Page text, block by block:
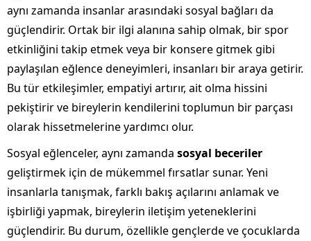
aynı zamanda insanlar arasındaki sosyal bağları da
güçlendirir. Ortak bir ilgi alanına sahip olmak, bir spor
etkinliğini takip etmek veya bir konsere gitmek gibi
paylaşılan eğlence deneyimleri, insanları bir araya getirir.
Bu tür etkileşimler, empatiyi artırır, ait olma hissini
pekiştirir ve bireylerin kendilerini toplumun bir parçası
olarak hissetmelerine yardımcı olur.
Sosyal eğlenceler, aynı zamanda sosyal beceriler
geliştirmek için de mükemmel fırsatlar sunar. Yeni
insanlarla tanışmak, farklı bakış açılarını anlamak ve
işbirliği yapmak, bireylerin iletişim yeteneklerini
güçlendirir. Bu durum, özellikle gençlerde ve çocuklarda